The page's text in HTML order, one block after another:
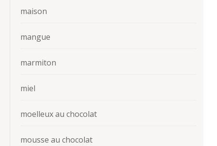
maison
mangue
marmiton
miel
moelleux au chocolat
mousse au chocolat